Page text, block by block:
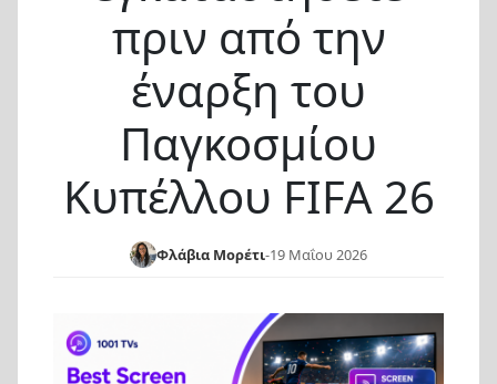
πριν από την
έναρξη του
Παγκοσμίου
Κυπέλλου FIFA 26
Φλάβια Μορέτι-19 Μαΐου 2026